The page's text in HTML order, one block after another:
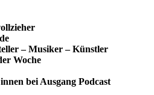
– Musiker – Künstler
Woche
bei Ausgang Podcast